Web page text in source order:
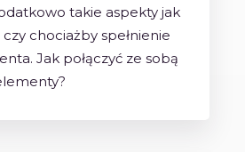
takie aspekty jak
chociażby spełnienie
Jak połączyć ze sobą